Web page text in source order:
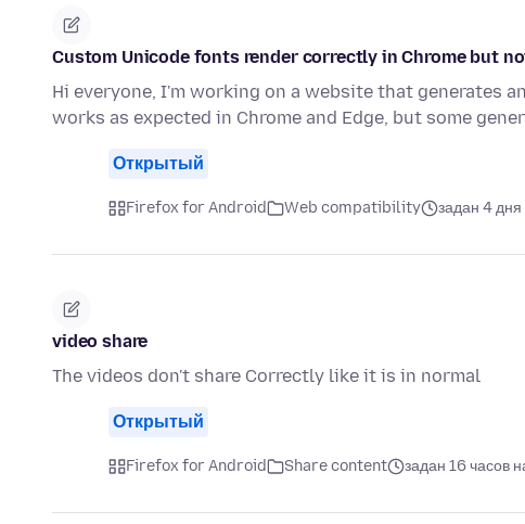
Custom Unicode fonts render correctly in Chrome but
Hi everyone, I'm working on a website that generates
works as expected in Chrome and Edge, but some
Открытый
Firefox for Android Web compatibility задан 4 дня
video share
The videos don't share Correctly like it is in normal
Открытый
Firefox for Android Share content задан 16 часов